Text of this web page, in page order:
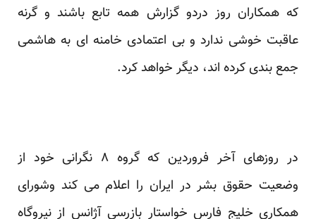
که همکاران روز دردو گزارش همه تابع باشند و گرنه
عاقبت خوشی ندارد وبی اعتمادی خامنه ای به هاشمی
جمع بندی کرده اند، دیگر خواهد کرد.
در روزهای آخر فروردین که گروه ۸ نگرانی خود از
وضعیت حقوق بشر در ایران را اعلام می کند وشورای
همکاری خلیج فارس خواستار بازرسی آژانس از نیروگاه